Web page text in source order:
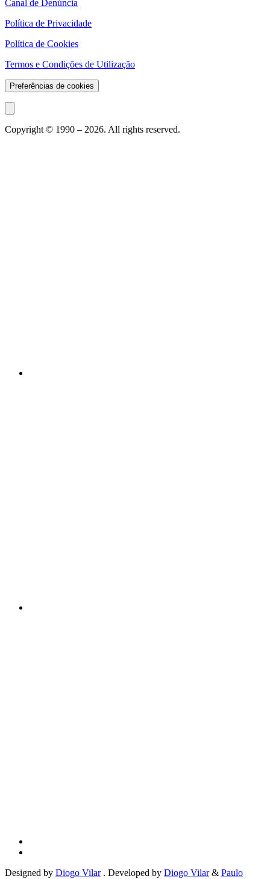
Canal de Denúncia
Política de Privacidade
Política de Cookies
Termos e Condições de Utilização
Preferências de cookies
Copyright © 1990 – 2026. All rights reserved.
Designed by Diogo Vilar . Developed by Diogo Vilar & Paulo